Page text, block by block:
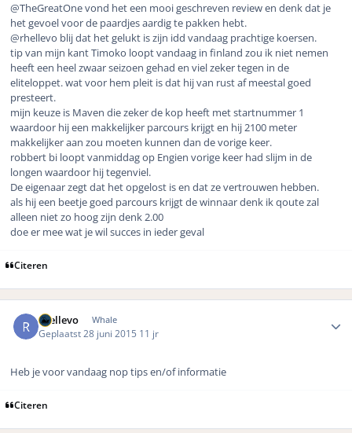
@TheGreatOne vond het een mooi geschreven review en denk dat je
het gevoel voor de paardjes aardig te pakken hebt.
@rhellevo blij dat het gelukt is zijn idd vandaag prachtige koersen.
tip van mijn kant Timoko loopt vandaag in finland zou ik niet nemen
heeft een heel zwaar seizoen gehad en viel zeker tegen in de
eliteloppet. wat voor hem pleit is dat hij van rust af meestal goed
presteert.
mijn keuze is Maven die zeker de kop heeft met startnummer 1
waardoor hij een makkelijker parcours krijgt en hij 2100 meter
makkelijker aan zou moeten kunnen dan de vorige keer.
robbert bi loopt vanmiddag op Engien vorige keer had slijm in de
longen waardoor hij tegenviel.
De eigenaar zegt dat het opgelost is en dat ze vertrouwen hebben.
als hij een beetje goed parcours krijgt de winnaar denk ik qoute zal
alleen niet zo hoog zijn denk 2.00
doe er mee wat je wil succes in ieder geval
Citeren
rhellevo Whale
Geplaatst 28 juni 2015 11 jr
Heb je voor vandaag nop tips en/of informatie
Citeren